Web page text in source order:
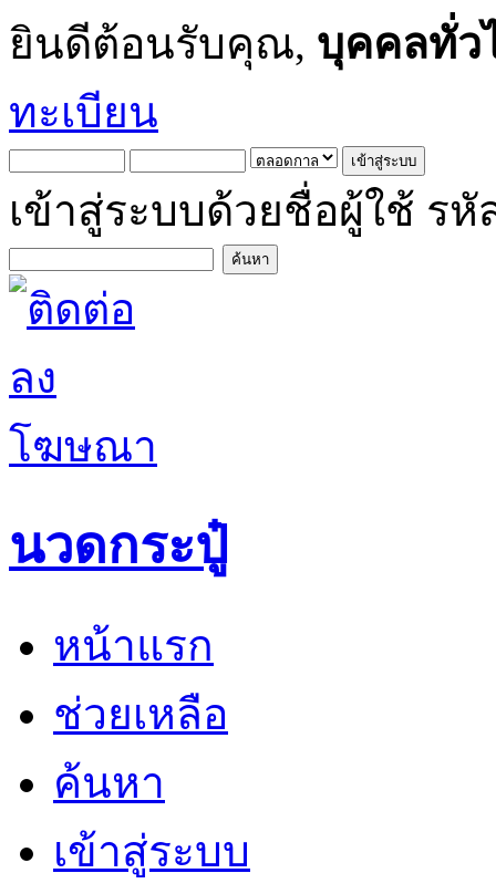
ยินดีต้อนรับคุณ, บุคคลทั่ว
ทะเบียน
เข้าสู่ระบบด้วยชื่อผู้ใช้ รหั
นวดกระปู๋
หน้าแรก
ช่วยเหลือ
ค้นหา
เข้าสู่ระบบ